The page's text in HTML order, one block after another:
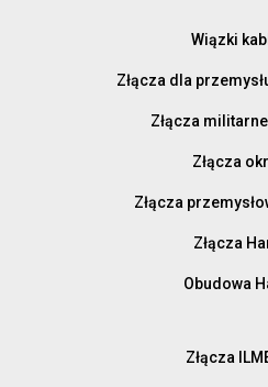
Wiązki
Złącza dla
Złącza
Złącza
Złącza
Złącza
Obudowa
Złącza